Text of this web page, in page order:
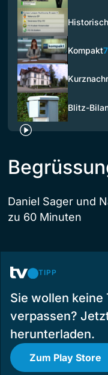
Kompakt
Blitz-
Daniel Sager und
zu 60 Minuten
TIPP
Sie wollen keine
verpassen?
herunterladen.
Zum Play Store